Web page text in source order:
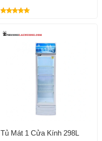
Tủ Mát 1 Cửa Kính 298L